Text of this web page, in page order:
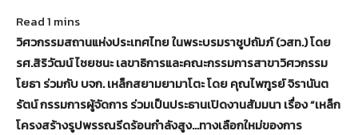
วิศวกรรมสถานแห่งประเทศไทย ในพระบรมราชูปถัมภ์ (วสท.) โดย
รศ.สิริวัฒน์ ไชยชนะ เลขาธิการและคณะกรรมการสาขาวิศวกรรม
โยธา ร่วมกับ บจก. เหล็กสยามยามาโตะ โดย คุณไพฑูรย์ จิรานันต
รัตน์ กรรมการผู้จัดการ ร่วมเป็นประธานเปิดงานสัมมนา เรื่อง “เหล็ก
โครงสร้างรูปพรรณรีดร้อนกำลังสูง…ทางเลือกใหม่ของการ